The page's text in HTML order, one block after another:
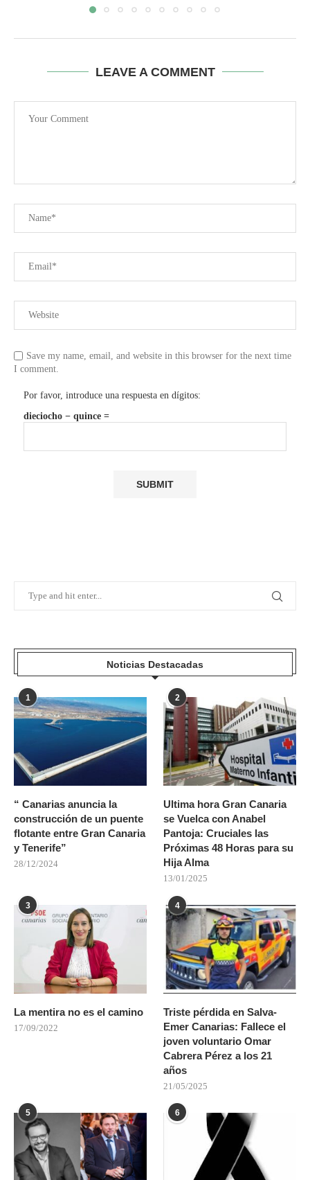
LEAVE A COMMENT
Save my name, email, and website in this browser for the next time
I comment.
Por favor, introduce una respuesta en dígitos:
dieciocho − quince =
Noticias Destacadas
1
“ Canarias anuncia la
construcción de un puente
flotante entre Gran Canaria
y Tenerife”
28/12/2024
2
Ultima hora Gran Canaria
se Vuelca con Anabel
Pantoja: Cruciales las
Próximas 48 Horas para su
Hija Alma
13/01/2025
3
La mentira no es el camino
17/09/2022
4
Triste pérdida en Salva-
Emer Canarias: Fallece el
joven voluntario Omar
Cabrera Pérez a los 21
años
21/05/2025
5 6